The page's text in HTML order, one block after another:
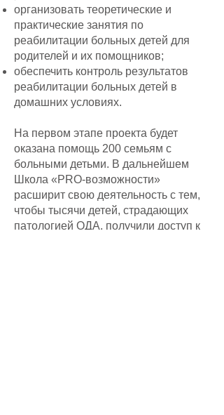
организовать теоретические и
практические занятия по
реабилитации больных детей для
родителей и их помощников;
обеспечить контроль результатов
реабилитации больных детей в
домашних условиях.
На первом этапе проекта будет
оказана помощь 200 семьям с
больными детьми. В дальнейшем
Школа «PRO-возможности»
расширит свою деятельность с тем,
чтобы тысячи детей, страдающих
патологией ОДА, получили доступ к